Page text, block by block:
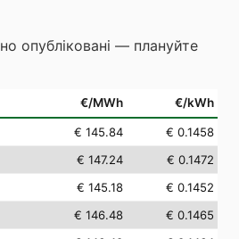
опубліковані — плануйте
€/MWh €/kWh
€ 145.84
€ 0.1458
€ 147.24
€ 0.1472
€ 145.18
€ 0.1452
€ 146.48
€ 0.1465